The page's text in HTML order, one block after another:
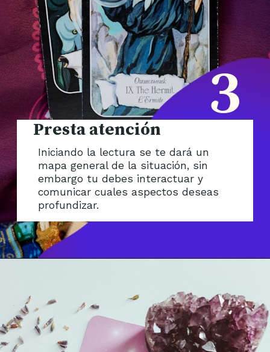
Presta atención
Iniciando la lectura se te dará un
mapa general de la situación, sin
embargo tu debes interactuar y
comunicar cuales aspectos deseas
profundizar.
3